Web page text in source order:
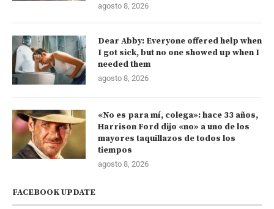
agosto 8, 2026
Dear Abby: Everyone offered help when
I got sick, but no one showed up when I
needed them
agosto 8, 2026
«No es para mí, colega»: hace 33 años,
Harrison Ford dijo «no» a uno de los
mayores taquillazos de todos los
tiempos
agosto 8, 2026
FACEBOOK UPDATE